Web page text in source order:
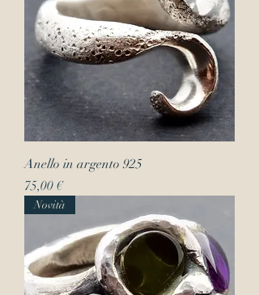
Anello in argento 925
Prezzo
75,00 €
Novità